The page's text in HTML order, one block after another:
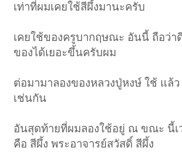
เท่าที่ผมเคยใช้สีผึ้งมานะครับ
เคยใช้ของครูบากฤษณะ อันนี้ ถือว่า
ของได้เยอะขึ้นครับผม
ต่อมามาลองของหลวงปู่หงษ์ ใช้ แล้
เช่นกัน
อันสุดท้ายที่ผมลองใช้อยู่ ณ ขณะ นี้เ
คือ สีผึ้ง พระอาจารย์สวัสดิ์ สีผึ้ง